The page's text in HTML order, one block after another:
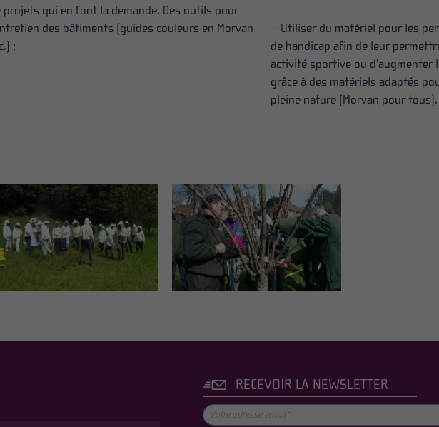
projets qui en font la demande. Des outils pour
des bâtiments (guides couleurs en Morvan
;
– Utiliser du matériel pour les
de handicap afin de leur
activité sportive ou d’augmenter
grâce à des matériels adaptés
pleine nature (Morvan pour tous).
RECEVOIR LA NEWSLETTER